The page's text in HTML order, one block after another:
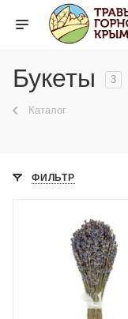
Букеты 3
Каталог
ФИЛЬТР